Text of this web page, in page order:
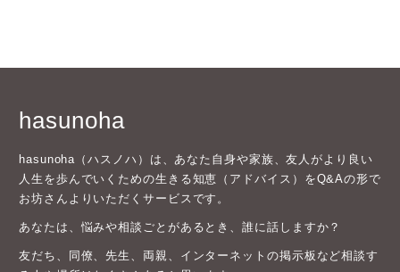
hasunoha
hasunoha（ハスノハ）は、あなた自身や家族、友人がより良い
人生を歩んでいくための生きる知恵（アドバイス）をQ&Aの形で
お坊さんよりいただくサービスです。
あなたは、悩みや相談ごとがあるとき、誰に話しますか？
友だち、同僚、先生、両親、インターネットの掲示板など相談す